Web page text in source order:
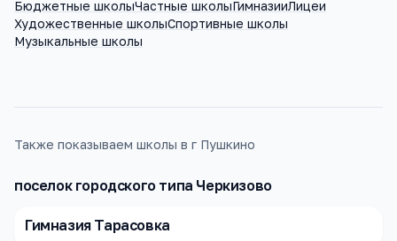
Бюджетные школыЧастные школыГимназииЛицеи
Художественные школыСпортивные школы
Музыкальные школы
Также показываем школы в г Пушкино
поселок городского типа Черкизово
Гимназия Тарасовка